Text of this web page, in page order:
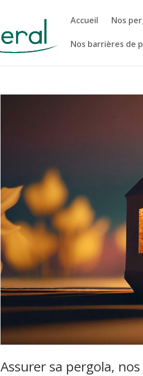
Accueil Nos
Nos barrières de
Assurer sa pergola,